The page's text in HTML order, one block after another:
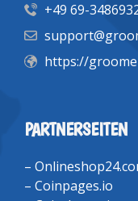
+49 69-
https://
PARTNERSEITEN
–
– Coinpages.io